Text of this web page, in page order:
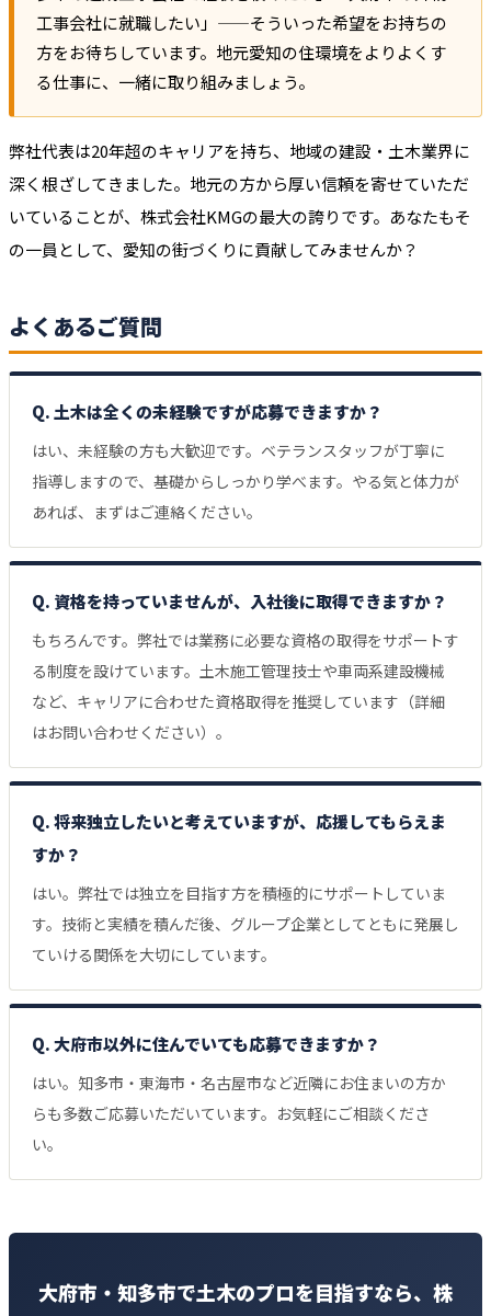
工事会社に就職したい」——そういった希望をお持ちの
方をお待ちしています。地元愛知の住環境をよりよくす
る仕事に、一緒に取り組みましょう。
弊社代表は20年超のキャリアを持ち、地域の建設・土木業界に
深く根ざしてきました。地元の方から厚い信頼を寄せていただ
いていることが、株式会社KMGの最大の誇りです。あなたもそ
の一員として、愛知の街づくりに貢献してみませんか？
よくあるご質問
Q. 土木は全くの未経験ですが応募できますか？
はい、未経験の方も大歓迎です。ベテランスタッフが丁寧に
指導しますので、基礎からしっかり学べます。やる気と体力が
あれば、まずはご連絡ください。
Q. 資格を持っていませんが、入社後に取得できますか？
もちろんです。弊社では業務に必要な資格の取得をサポートす
る制度を設けています。土木施工管理技士や車両系建設機械
など、キャリアに合わせた資格取得を推奨しています（詳細
はお問い合わせください）。
Q. 将来独立したいと考えていますが、応援してもらえま
すか？
はい。弊社では独立を目指す方を積極的にサポートしていま
す。技術と実績を積んだ後、グループ企業としてともに発展し
ていける関係を大切にしています。
Q. 大府市以外に住んでいても応募できますか？
はい。知多市・東海市・名古屋市など近隣にお住まいの方か
らも多数ご応募いただいています。お気軽にご相談くださ
い。
大府市・知多市で土木のプロを目指すなら、株